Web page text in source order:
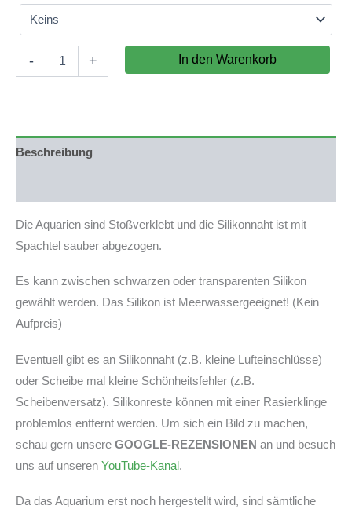
-
180x65x60cm
Lager)
+ In den Warenkorb
Beschreibung
Die Aquarien sind Stoßverklebt und die Silikonnaht ist mit
Spachtel sauber abgezogen.
Es kann zwischen schwarzen oder transparenten Silikon
gewählt werden. Das Silikon ist Meerwassergeeignet! (Kein
Aufpreis)
Eventuell gibt es an Silikonnaht (z.B. kleine Lufteinschlüsse)
oder Scheibe mal kleine Schönheitsfehler (z.B.
Scheibenversatz). Silikonreste können mit einer Rasierklinge
problemlos entfernt werden. Um sich ein Bild zu machen,
schau gern unsere GOOGLE-REZENSIONEN an und besuch
uns auf unseren YouTube-Kanal.
Da das Aquarium erst noch hergestellt wird, sind sämtliche